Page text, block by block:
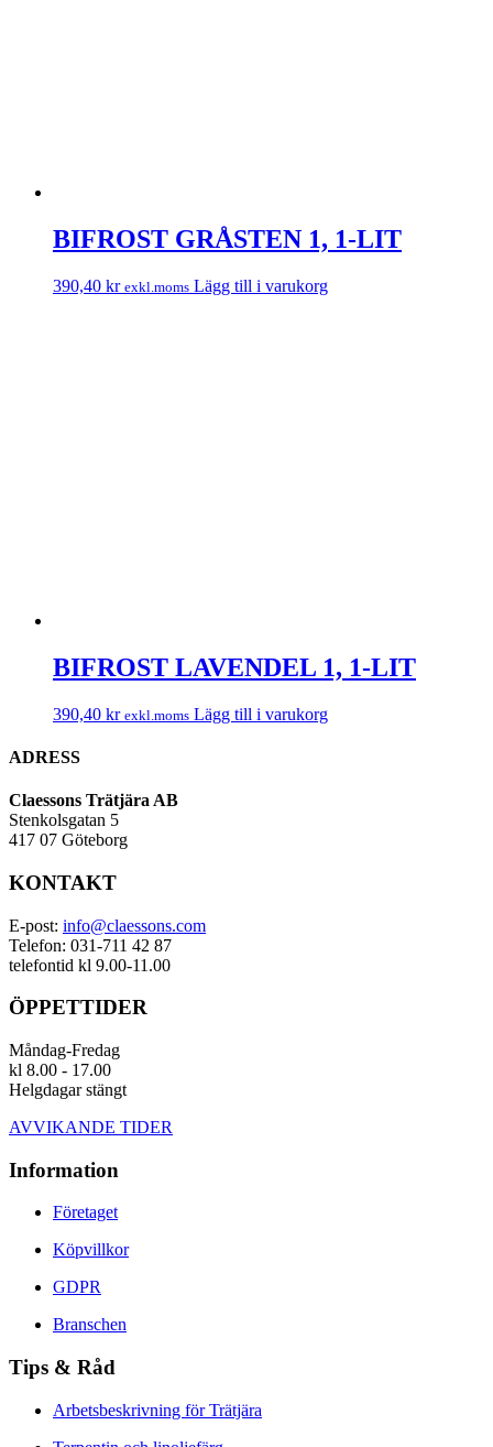
BIFROST GRÅSTEN 1, 1-LIT
390,40 kr exkl.moms Lägg till i varukorg
BIFROST LAVENDEL 1, 1-LIT
390,40 kr exkl.moms Lägg till i varukorg
ADRESS
Claessons Trätjära AB
Stenkolsgatan 5
417 07 Göteborg
KONTAKT
E-post: info@claessons.com
Telefon: 031-711 42 87
telefontid kl 9.00-11.00
ÖPPETTIDER
Måndag-Fredag
kl 8.00 - 17.00
Helgdagar stängt
AVVIKANDE TIDER
Information
Företaget
Köpvillkor
GDPR
Branschen
Tips & Råd
Arbetsbeskrivning för Trätjära